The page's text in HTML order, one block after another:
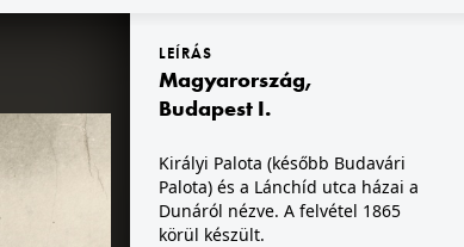
1900 · Stuttgart
Bad Cannstatt (ekkor Cannstatt néven önálló, ma a város része). Wilhelma, Maurisches Landhaus (később az Állat és Növénykert üvegháza). Georg Friedrich Brandseph német fotográfus felvétele. A kép forrását kérjük így adja meg: Fortepan / Budapest Főváros Levéltára. Levéltári jelzet: HU.BFL.XV.19.d.1.22.012
LEÍRÁS
Magyarország,
Budapest I.
Királyi Palota (később Budavári
Palota) és a Lánchíd utca házai a
Dunáról nézve. A felvétel 1865
körül készült.